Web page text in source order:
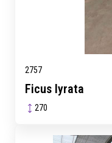
2757
Ficus lyrata
270